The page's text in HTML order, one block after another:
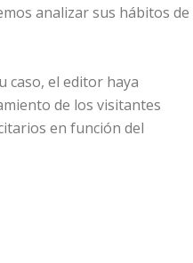
analizar sus hábitos de
caso, el editor haya
de los visitantes
en función del